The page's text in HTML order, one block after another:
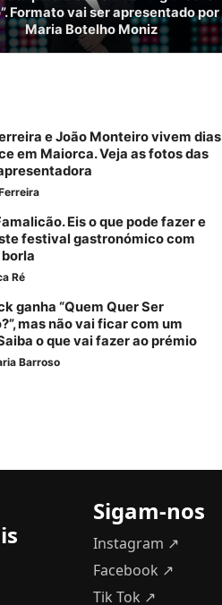
Formato vai ser apresentado por
Maria Botelho Moniz
e João Monteiro vivem dias
em Maiorca. Veja as fotos das
Eis o que pode fazer e
festival gastronómico com
Ré
ganha “Quem Quer Ser
mas não vai ficar com um
o que vai fazer ao prémio
Barroso
Sigam-nos
Instagram ↗
Facebook ↗
Tik Tok ↗